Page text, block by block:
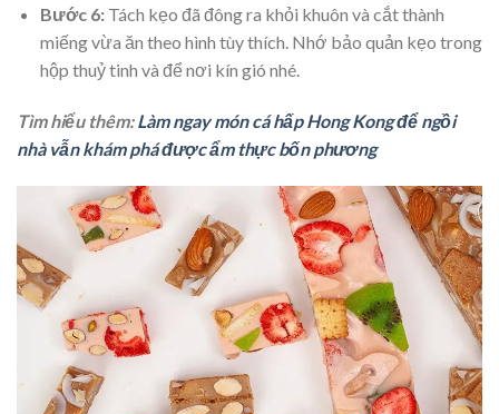
Bước 6: Tách kẹo đã đông ra khỏi khuôn và cắt thành
miếng vừa ăn theo hình tùy thích. Nhớ bảo quản kẹo trong
hộp thuỷ tinh và để nơi kín gió nhé.
Tìm hiểu thêm:Làm ngay món cá hấp Hong Kong để ngồi
nhà vẫn khám phá được ẩm thực bốn phương